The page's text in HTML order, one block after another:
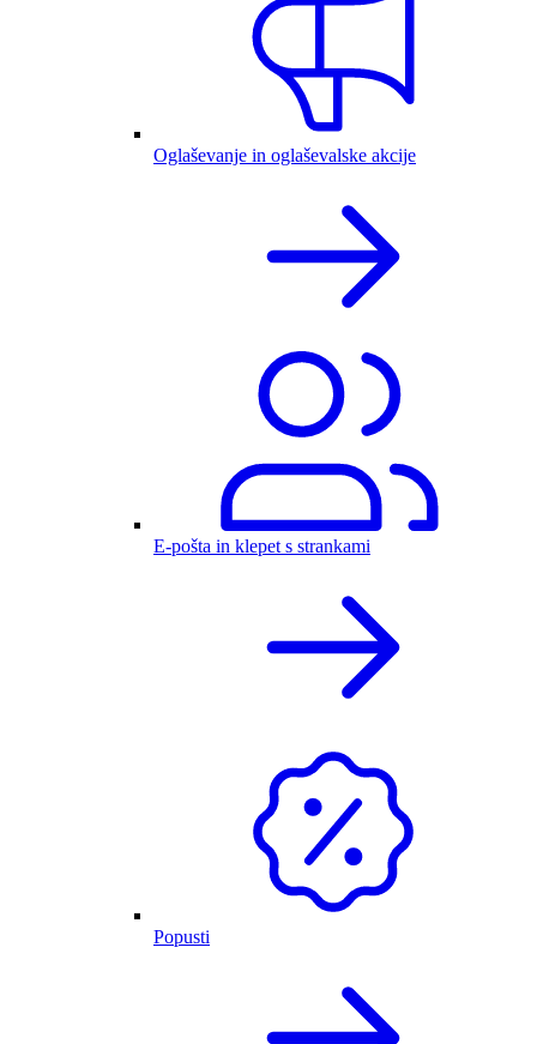
Oglaševanje in oglaševalske akcije
E-pošta in klepet s strankami
Popusti